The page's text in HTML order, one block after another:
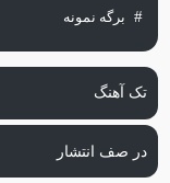
برگه نمونه
تک آهنگ
در صف انتشار